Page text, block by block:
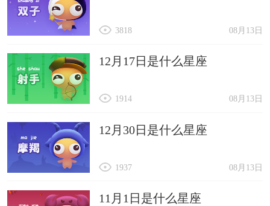
08月13日
3818
12月17日是什么星座
08月13日
1914
12月30日是什么星座
08月13日
1937
11月1日是什么星座